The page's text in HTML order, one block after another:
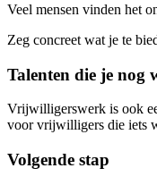
Veel mensen vinden het
Zeg concreet wat je te
Talenten die je nog
Vrijwilligerswerk is ook
voor vrijwilligers die iets
Volgende stap